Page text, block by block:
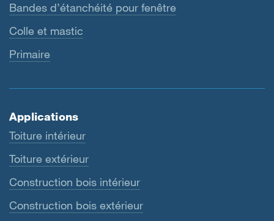
Bandes d’étanchéité pour fenêtre
Colle et mastic
Primaire
Applications
Toiture intérieur
Toiture extérieur
Construction bois intérieur
Construction bois extérieur